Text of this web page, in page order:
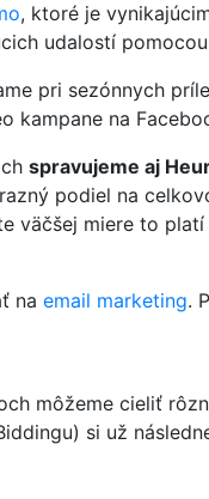
, ktoré je
udalostí pomocou
pri sezónnych
kampane na
spravujeme aj
podiel na
väčšej miere to
na email marketing.
môžeme cieliť
si už